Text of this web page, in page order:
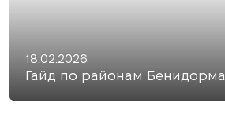
18.02.2026
Гайд по районам Бенидорма